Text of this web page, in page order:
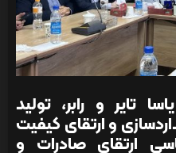
تایر و رابر، تولید
و ارتقای کیفیت
ارتقای صادرات و